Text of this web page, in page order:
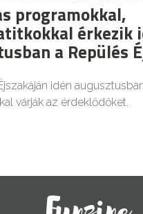
programokkal,
érkezik
a Repülés
idén
várják az érdeklődőket.